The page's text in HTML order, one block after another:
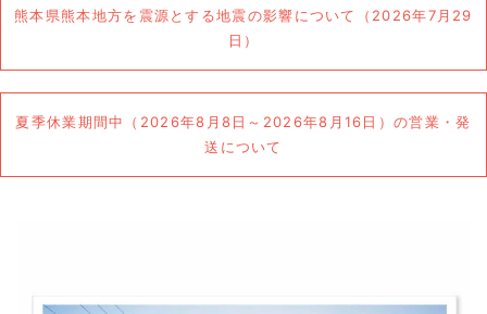
熊本県熊本地方を震源とする地震の影響について（2026年7月29
日）
夏季休業期間中（2026年8月8日～2026年8月16日）の営業・発
送について